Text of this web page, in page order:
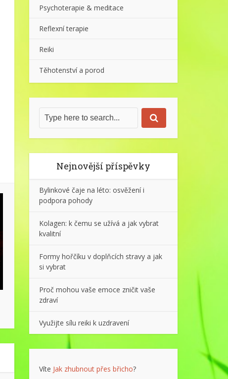
Psychoterapie & meditace
Reflexní terapie
Reiki
Těhotenství a porod
Nejnovější příspěvky
Bylinkové čaje na léto: osvěžení i
podpora pohody
Kolagen: k čemu se užívá a jak vybrat
kvalitní
Formy hořčíku v doplňcích stravy a jak
si vybrat
Proč mohou vaše emoce zničit vaše
zdraví
Využijte sílu reiki k uzdravení
Víte Jak zhubnout přes břicho?